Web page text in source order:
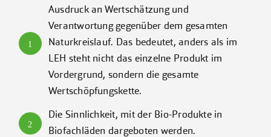
1
Ausdruck an Wertschätzung und
Verantwortung gegenüber dem gesamten
Naturkreislauf. Das bedeutet, anders als im
LEH steht nicht das einzelne Produkt im
Vordergrund, sondern die gesamte
Wertschöpfungskette.
2
Die Sinnlichkeit, mit der Bio-Produkte in
Biofachläden dargeboten werden.